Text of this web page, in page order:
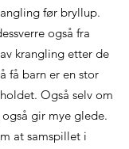
før bryllup.
også fra
krangling etter de
få barn er en stor
Også selv om
gir mye glede.
at samspillet i